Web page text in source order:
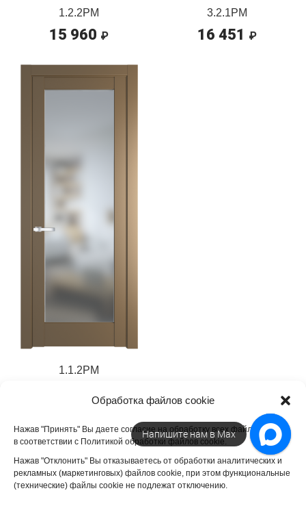
Обработка файлов cookie
Нажав "Принять" Вы даете согласие на обработку всех файлов cookie
в соответствии с Политикой обработки файлов cookie.
Нажав "Отклонить" Вы отказываетесь от обработки аналитических и
рекламных (маркетинговых) файлов cookie, при этом функциональные
(технические) файлы cookie не подлежат отключению.
1.2.2PM
15 960 ₽
3.2.1PM
16 451 ₽
1.1.2PM
15 960 ₽
Напишите нам в Max